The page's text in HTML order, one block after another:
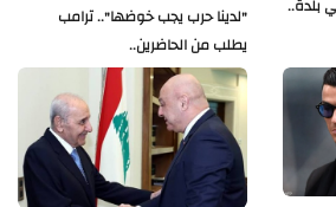
"لدينا حرب يجب خوضها".. ترامب
يطلب من الحاضرين..
بلدة..